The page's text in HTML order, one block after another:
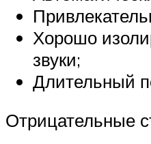
Хорошо
звуки;
Длительный
Отрицательные